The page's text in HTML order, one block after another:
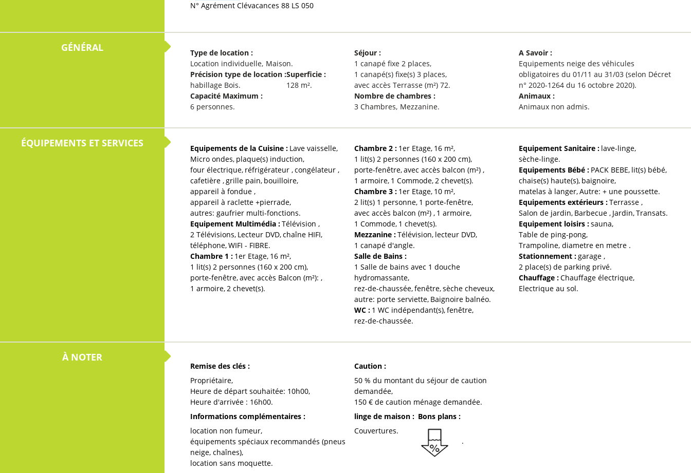
N° Agrément Clévacances 88 LS 050
GÉNÉRAL Type de location :
Location individuelle Maison
Précision type de location :
habillage Bois
Superficie :
128 m²
Capacité Maximum :
6 personnes
Séjour:
1 canapé fixe 2 places
1 canapé(s) fixe(s) 3 places
avec accès Terrasse (m²) 72
Nombre de chambres:
3 Chambres Mezzanine
A Savoir :
Equipements neige des véhicules
obligatoires du 01/11 au 31/03 (selon Décret
n° 2020-1264 du 16 octobre 2020)
Animaux :
Animaux non admis
ÉQUIPEMENTS ET SERVICES Equipements de la Cuisine : Lave vaisselle
Micro ondes plaque(s) induction
four électrique réfrigérateur congélateur
cafetière grille pain bouilloire
appareil à fondue
appareil à raclette +pierrade
autres: gaufrier multi-fonctions
Equipement Multimédia :Télévision
2 Télévisions Lecteur DVD chaîne HIFI
téléphone WIFI - FIBRE
Chambre 1 : 1er Etage 16 m²
1 lit(s) 2 personnes (160 x 200 cm)
porte-fenêtre avec accès Balcon (m²):
1 armoire 2 chevet(s)
Chambre 2: 1er Etage 16 m²
1 lit(s) 2 personnes (160 x 200 cm)
porte-fenêtre avec accès balcon (m²)
1 armoire 1 Commode 2 chevet(s)
Chambre 3: 1er Etage 10 m²
2 lit(s) 1 personne 1 porte-fenêtre
avec accès balcon (m²) 1 armoire
1 Commode 1 chevet(s)
Mezzanine:Télévision lecteur DVD
1 canapé d'angle
Salle de Bains:
1 Salle de bains avec 1 douche
hydromassante
rez-de-chaussée fenêtre sèche cheveux
autre: porte serviette Baignoire balnéo
WC: 1 WC indépendant(s) fenêtre
rez-de-chaussée
Equipement Sanitaire : lave-linge
sèche-linge
Equipements Bébé : PACK BEBE lit(s) bébé
chaise(s) haute(s) baignoire
matelas à langer Autre: + une poussette
Equipements extérieurs :Terrasse
Salon de jardin Barbecue Jardin Transats
Equipement loisirs :sauna
Table de ping-pong
Trampoline, diametre en metre
Stationnement :garage
2 place(s) de parking privé
Chauffage :Chauffage électrique
Electrique au sol
À NOTER
Remise des clés :
Propriétaire
Heure de départ souhaitée: 10h00
Heure d'arrivée : 16h00
Informations complémentaires :
location non fumeur
équipements spéciaux recommandés (pneus
neige, chaînes)
location sans moquette
Caution:
50 % du montant du séjour de caution
demandée
150 € de caution ménage demandée
linge de maison:
Couvertures
Bons plans: